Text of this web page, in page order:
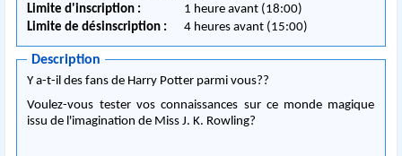
Limite d'inscription :
1 heure avant (18:00)
Limite de désinscription :
4 heures avant (15:00)
Description
Y a-t-il des fans de Harry Potter parmi vous??
Voulez-vous tester vos connaissances sur ce monde magique
issu de l'imagination de Miss J. K. Rowling?